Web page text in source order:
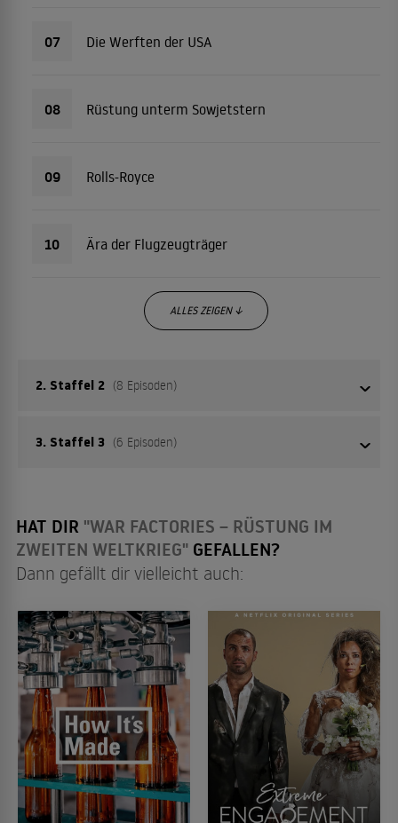
07 Die Werften der USA
08 Rüstung unterm Sowjetstern
09 Rolls-Royce
10 Ära der Flugzeugträger
ALLES ZEIGEN ↓
2. Staffel 2 (8 Episoden)
02 Fiat und die Faschisten
04 Atomares Wettrüsten
05 Vom Kamikaze-Flugzeug zum Highspeed-Zug
06 Der legendäre Bomber der Royal Air Force
3. Staffel 3 (6 Episoden)
01 Episode 1
03 Episode 3
04 Episode 4
05 Episode 5
HAT DIR "WAR FACTORIES – RÜSTUNG IM
ZWEITEN WELTKRIEG" GEFALLEN?
Dann gefällt dir vielleicht auch: